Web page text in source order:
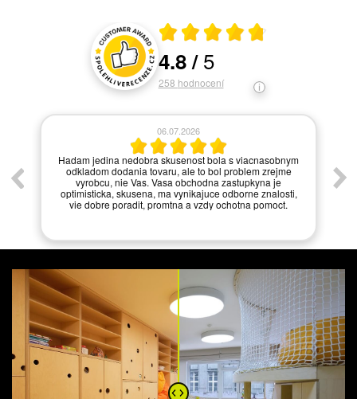
Hodnocení a recenze zákazníků
Průměrné hodnocení 4.8 z 5
4.8/5
258 hodnocení
06.07.2026
Hadam jedina nedobra skusenost bola s viacnasobnym
odkladom dodania tovaru, ale to bol problem zrejme
vyrobcu, nie Vas. Vasa obchodna zastupkyna je
optimisticka, skusena, ma vynikajuce odborne znalosti,
vie dobre poradit, promtna a vzdy ochotna pomoct.